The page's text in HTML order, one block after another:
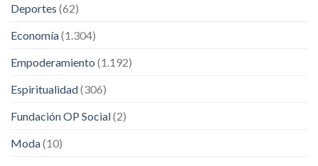
Deportes (62)
Economía(1.304)
Empoderamiento (1.192)
Espiritualidad(306)
Fundación OP Social(2)
Moda(10)